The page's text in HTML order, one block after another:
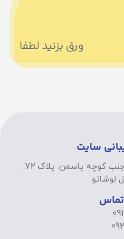
ورق بزنید لطفا
سایت
خیابان حافظ. خیابان نوفل لوشاتو. جنب کوچه یاسمن. پلاک 72.
لوشاتو